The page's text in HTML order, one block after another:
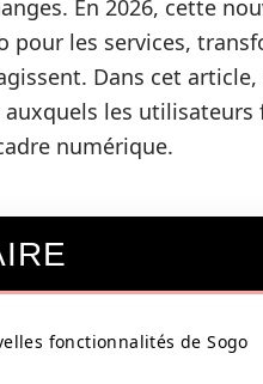
En 2026, cette
pour les services,
Dans cet
auxquels les
numérique.
fonctionnalités de Sogo